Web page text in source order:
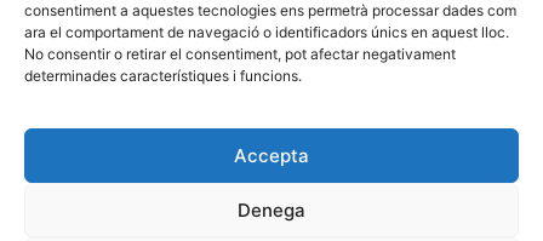
consentiment a aquestes tecnologies ens permetrà processar dades com
ara el comportament de navegació o identificadors únics en aquest lloc.
No consentir o retirar el consentiment, pot afectar negativament
determinades característiques i funcions.
Accepta
Denega
Fes-te Soci
Subscriu-te a la newsletter